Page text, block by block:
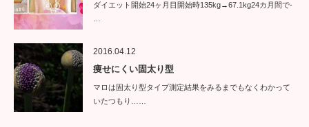
ダイエット開始24ヶ月目開始時135kg→67.1kg24カ月間で-
2016.04.12
痩せにくい固太り型
マロは固太り型タイプ測定結果をみるまでもなくわかって
いたつもり……